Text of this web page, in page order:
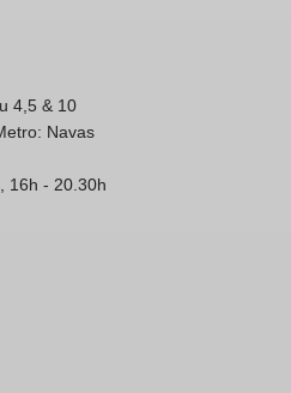
4,5 & 10
Navas
16h - 20.30h